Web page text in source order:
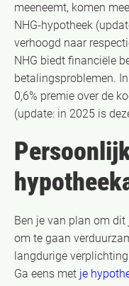
meeneemt, komen
NHG-hypotheek
verhoogd naar
NHG biedt financiële
betalingsproblemen.
0,6% premie over de
(update: in 2025 is
Ben je van plan om
om te gaan
langdurige
Ga eens met je